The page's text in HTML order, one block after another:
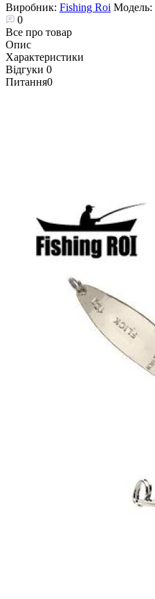
Виробник: Fishing Roi Модель:
0
Все про товар
Опис
Характеристики
Відгуки 0
Питання0